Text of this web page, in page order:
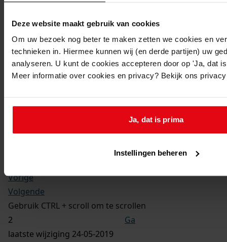
Deze website maakt gebruik van cookies
Om uw bezoek nog beter te maken zetten we cookies en
technieken in. Hiermee kunnen wij (en derde partijen) uw
analyseren. U kunt de cookies accepteren door op 'Ja, dat
Meer informatie over cookies en privacy? Bekijk ons
Ja, dat is prima
Instellingen beheren
Toegangsnummer:
1702-09 Doop-, trouw- en begraafboeken Enkhuizen,
1581-1910
Inventarisnummer :
12
2.
Dit bestand is nog niet gecontroleerd op volledigheid
Vorige
Volgende
Gebruik CTRL + scroll om te scrollen
Ga
laatste wijziging 24-05-2019